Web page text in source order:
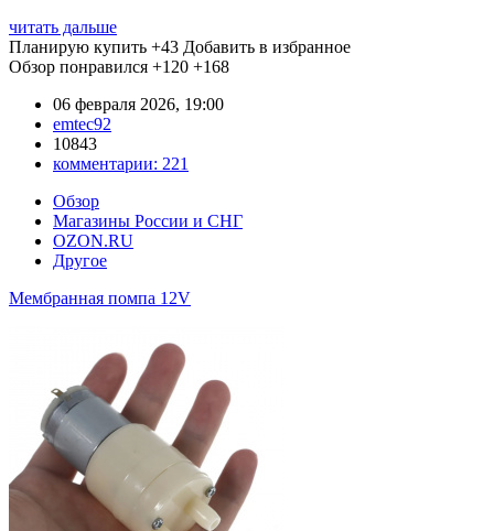
читать дальше
Планирую купить +43 Добавить в избранное
Обзор понравился +120 +168
06 февраля 2026, 19:00
emtec92
10843
комментарии: 221
Обзор
Магазины России и СНГ
OZON.RU
Другое
Мембранная помпа 12V